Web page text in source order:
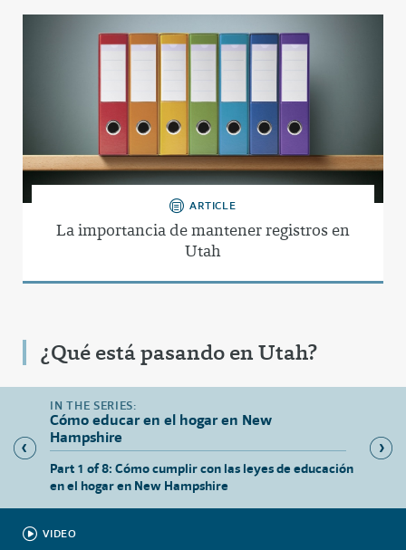
ARTICLE
La importancia de mantener registros en
Utah
¿Qué está pasando en Utah?
Cómo educar en el hogar en New
Hampshire
Part 1 of 8: Cómo cumplir con las leyes de educación
en el hogar en New Hampshire
VIDEO